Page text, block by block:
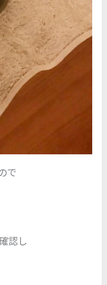
で
認し